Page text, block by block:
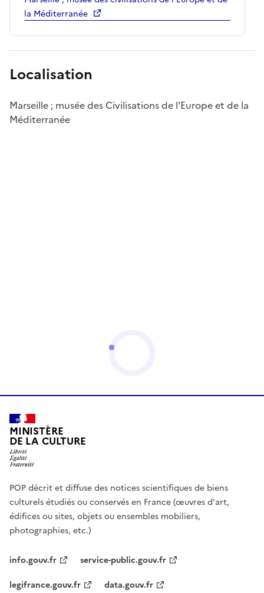
la Méditerranée
Localisation
Marseille ; musée des Civilisations de l'Europe et de la
Méditerranée
MINISTÈRE
DE LA CULTURE
POP décrit et diffuse des notices scientifiques de biens
culturels étudiés ou conservés en France (œuvres d'art,
édifices ou sites, objets ou ensembles mobiliers,
photographies, etc.)
info.gouv.fr
service-public.gouv.fr
legifrance.gouv.fr
data.gouv.fr